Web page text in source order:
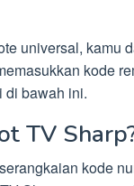
universal, kamu
kode
di bawah ini.
TV
kode